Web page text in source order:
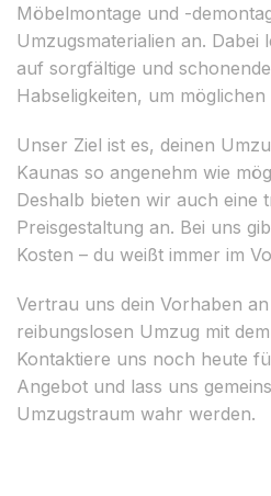
Möbelmontage und -
Umzugsmaterialien an. Dabei
auf sorgfältige und
Habseligkeiten, um
Unser Ziel ist es, deinen
Kaunas so angenehm wie
Deshalb bieten wir auch eine
Preisgestaltung an. Bei uns
Kosten – du weißt immer im
Vertrau uns dein Vorhaben
reibungslosen Umzug mit
Kontaktiere uns noch heute
Angebot und lass uns
Umzugstraum wahr werden.